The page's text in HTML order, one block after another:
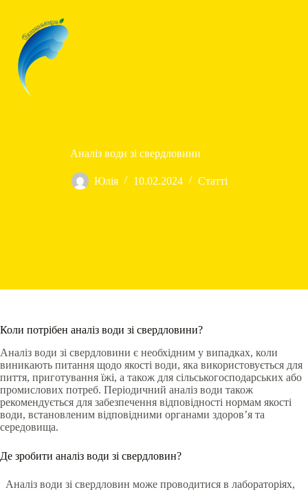
вмісту
Аналіз води зі свердловини
Юлія 10.02.2024 Статті
Коли потрібен аналіз води зі свердловини?
Аналіз води зі свердловини є необхідним у випадках, коли
виникають питання щодо якості води, яка використовується для
пиття, приготування їжі, а також для сільськогосподарських або
промислових потреб. Періодичний аналіз води також
рекомендується для забезпечення відповідності нормам якості
води, встановленим відповідними органами здоров’я та
середовища.
Де зробити аналіз води зі свердловин?
Аналіз води зі свердловин може проводитися в лабораторіях,